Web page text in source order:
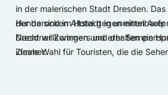
in der malerischen Stadt Dresden.
der barocken Altstadt in unmittelbarer
Dresdner Zwingers und der
ideale Wahl für Touristen, die die
Kultur der Stadt zu Fuß erkunden
eine ruhige Lage wünschen. Die 144
Hunde sind im Hotel gegen einen
Nacht willkommen und erhalten ein
Zimmer.